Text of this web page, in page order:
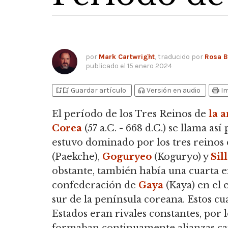
por Mark Cartwright, traducido por Rosa
publicado el 15 enero 2024
bookmark_addbookmark_added Guardar artículo headphones Versión en audio print
El período de los Tres Reinos de la
Corea (57 a.C. - 668 d.C.) se llama así
estuvo dominado por los tres reinos
(Paekche), Goguryeo (Koguryo) y
obstante, también había una cuarta
confederación de Gaya (Kaya) en el
sur de la península coreana. Estos
Estados eran rivales constantes, por